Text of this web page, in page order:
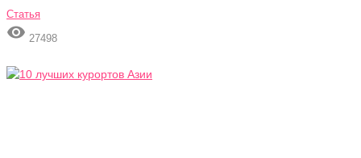
Статья
 27498